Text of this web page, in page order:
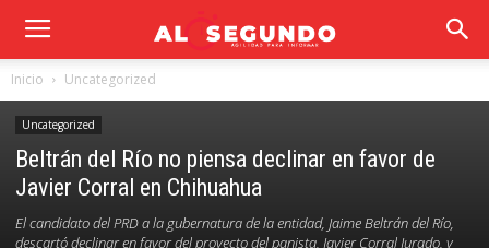
Inicio Uncategorized
Uncategorized
Beltrán del Río no piensa declinar en favor de
Javier Corral en Chihuahua
El candidato del PRD a la gubernatura de la entidad, Jaime Beltrán del Río,
descartó declinar en favor del proyecto del panista, Javier Corral Jurado, y